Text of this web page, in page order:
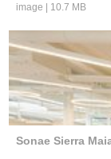
image | 10.7 MB
Sonae Sierra